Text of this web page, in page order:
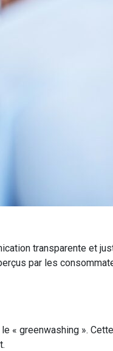
transparente et
par les
« greenwashing ».